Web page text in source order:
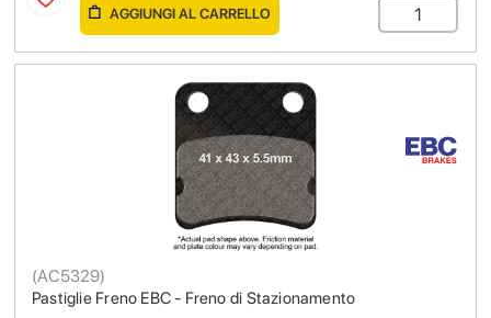
AGGIUNGI AL CARRELLO
Pastiglie Freno EBC - Freno di Stazionamento
(AC5329)